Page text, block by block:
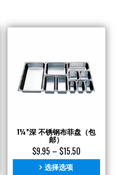
1¼”深 不锈钢布菲盘（包
邮）
$9.95 – $15.50
选择选项